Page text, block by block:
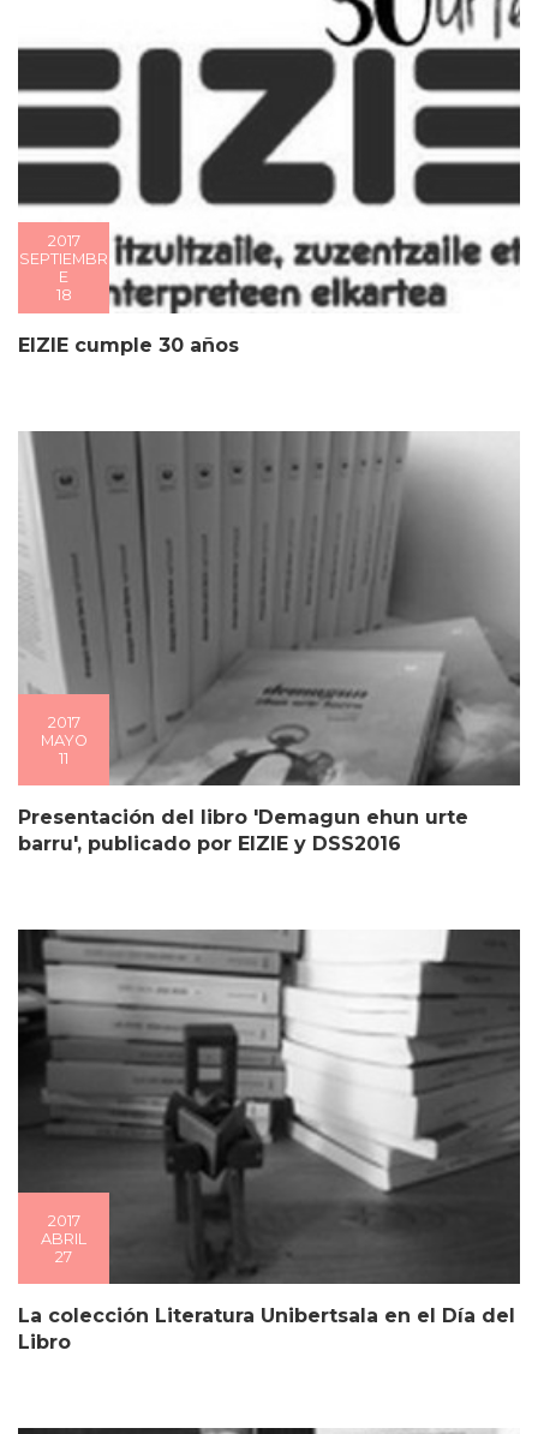
2017
SEPTIEMBR
E
18
EIZIE cumple 30 años
2017
MAYO
11
Presentación del libro 'Demagun ehun urte
barru', publicado por EIZIE y DSS2016
2017
ABRIL
27
La colección Literatura Unibertsala en el Día del
Libro